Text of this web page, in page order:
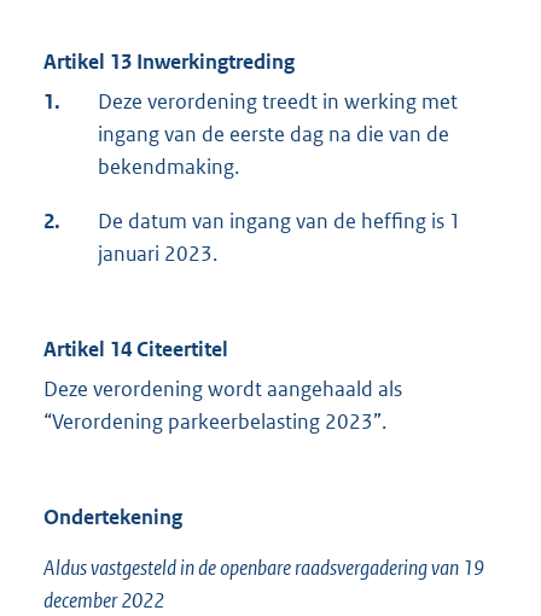
Artikel 13 Inwerkingtreding
1.
Deze verordening treedt in werking met
ingang van de eerste dag na die van de
bekendmaking.
2.
De datum van ingang van de heffing is 1
januari 2023.
Artikel 14 Citeertitel
Deze verordening wordt aangehaald als
“Verordening parkeerbelasting 2023”.
Ondertekening
Aldus vastgesteld in de openbare raadsvergadering van 19
december 2022